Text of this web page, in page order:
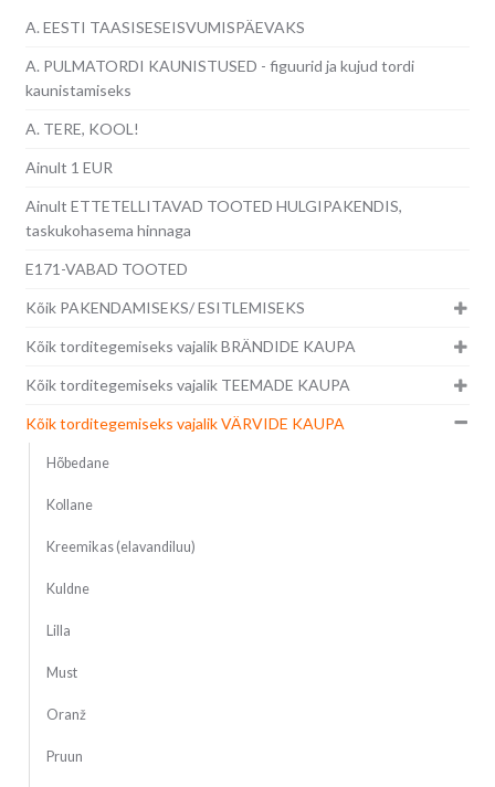
A. EESTI TAASISESEISVUMISPÄEVAKS
A. PULMATORDI KAUNISTUSED - figuurid ja kujud tordi
kaunistamiseks
A. TERE, KOOL!
Ainult 1 EUR
Ainult ETTETELLITAVAD TOOTED HULGIPAKENDIS,
taskukohasema hinnaga
E171-VABAD TOOTED
Kõik PAKENDAMISEKS/ ESITLEMISEKS
Kõik torditegemiseks vajalik BRÄNDIDE KAUPA
Kõik torditegemiseks vajalik TEEMADE KAUPA
Kõik torditegemiseks vajalik VÄRVIDE KAUPA
Hõbedane
Kollane
Kreemikas (elavandiluu)
Kuldne
Lilla
Must
Oranž
Pruun